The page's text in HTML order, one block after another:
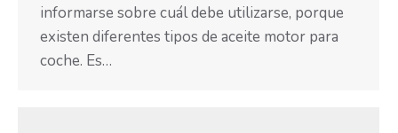
informarse sobre cuál debe utilizarse, porque
existen diferentes tipos de aceite motor para
coche. Es…